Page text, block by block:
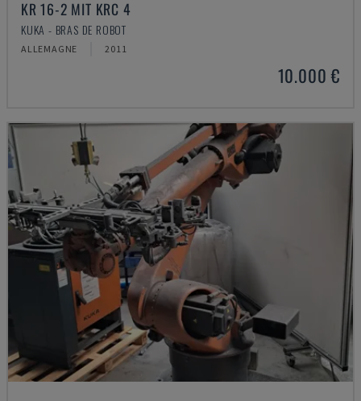
KR 16-2 MIT KRC 4
KUKA - BRAS DE ROBOT
ALLEMAGNE 2011
10.000 €